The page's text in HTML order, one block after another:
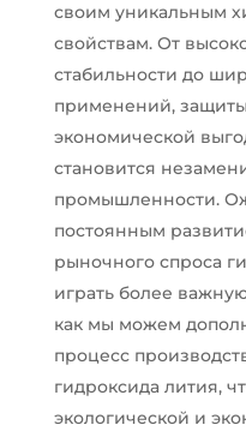
своим уникальным
свойствам. От
стабильности до
применений,
экономической
становится
промышленности.
постоянным
рыночного спроса
играть более
как мы можем
процесс
гидроксида лития,
экологической и